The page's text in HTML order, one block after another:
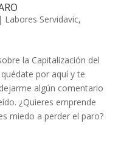
| Labores Servidavic,
la Capitalización del
por aquí y te
algún comentario
¿Quieres emprende
miedo a perder el paro?